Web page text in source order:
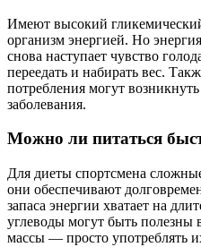
Имеют высокий
организм энергией. Но
снова наступает чувство
переедать и набирать вес.
потребления могут
заболевания.
Можно ли питаться
Для диеты спортсмена
они обеспечивают
запаса энергии хватает на
углеводы могут быть
массы — просто употреблять